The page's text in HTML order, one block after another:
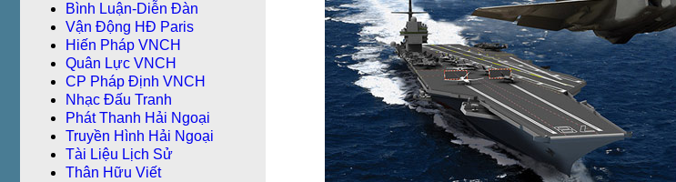
Bình Luận-Diễn Ðàn
Vận Động HĐ Paris
Hiến Pháp VNCH
Quân Lực VNCH
CP Pháp Ðịnh VNCH
Nhạc Đấu Tranh
Phát Thanh Hải Ngoại
Truyền Hình Hải Ngoại
Tài Liệu Lịch Sử
Thân Hữu Viết